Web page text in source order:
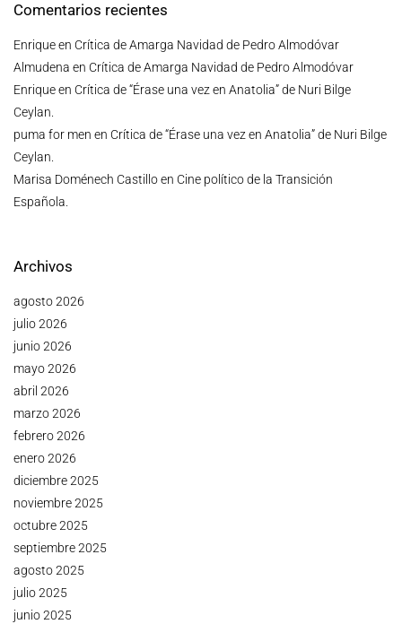
Comentarios recientes
Enriqueen Crítica de Amarga Navidad de Pedro Almodóvar
Almudena en Crítica de Amarga Navidad de Pedro Almodóvar
Enriqueen Crítica de “Érase una vez en Anatolia” de Nuri Bilge
Ceylan.
puma for men en Crítica de “Érase una vez en Anatolia” de Nuri Bilge
Ceylan.
Marisa Doménech Castilloen Cine político de la Transición
Española.
Archivos
agosto 2026
julio 2026
junio 2026
mayo 2026
abril 2026
marzo 2026
febrero 2026
enero 2026
diciembre 2025
noviembre 2025
octubre 2025
septiembre 2025
agosto 2025
julio 2025
junio 2025